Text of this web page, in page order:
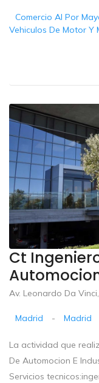
Comercio Al Por
Vehiculos De Motor Y
Ct
Av. Leonardo Da
Madrid - Madrid
La actividad que
De Automocion E
Servicios